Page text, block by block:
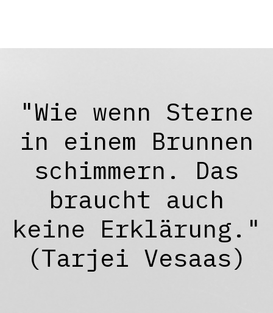
"Wie wenn Sterne
in einem Brunnen
schimmern. Das
braucht auch
keine Erklärung."
(Tarjei Vesaas)